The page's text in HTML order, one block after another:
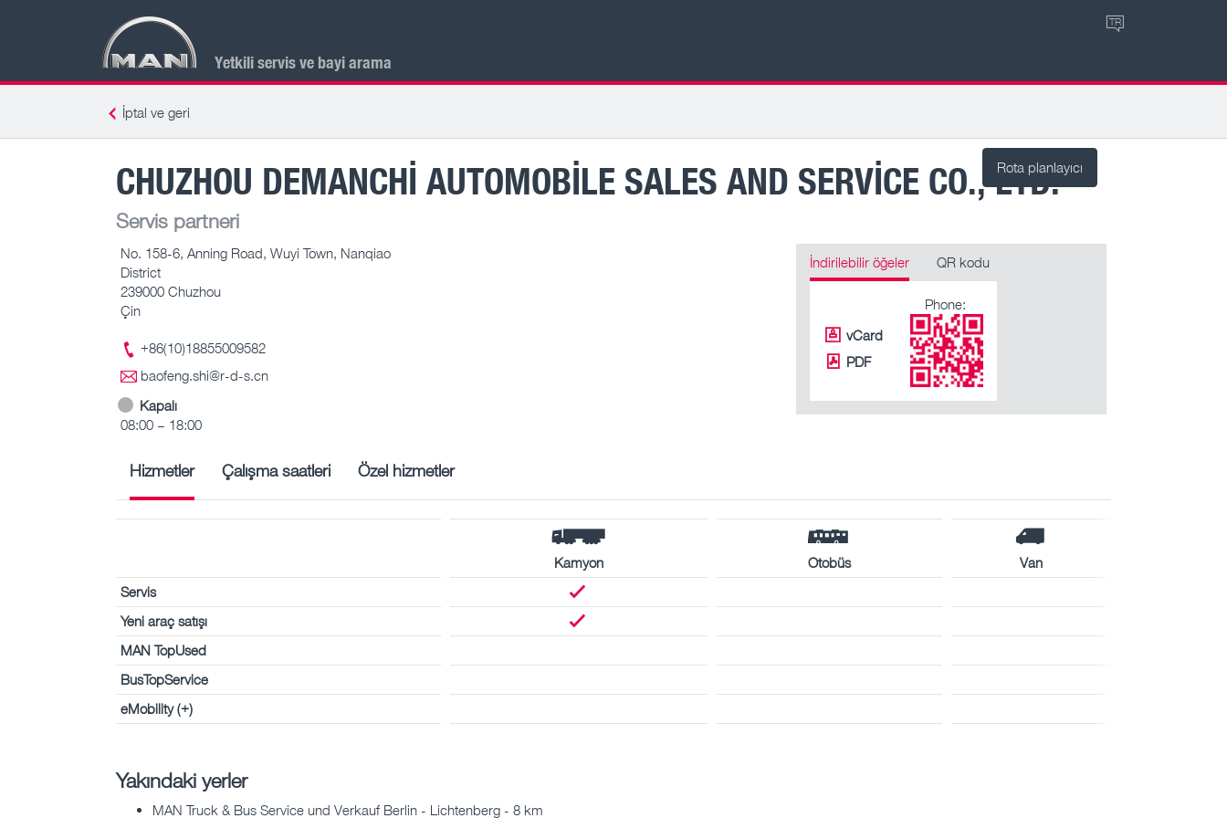
Yetkili servis ve bayi arama
TR
İptal ve geri
Rota planlayıcı
CHUZHOU DEMANCHI AUTOMOBILE SALES AND SERVICE CO., LTD.
Servis partneri
No. 158-6, Anning Road, Wuyi Town, Nanqiao
District
239000 Chuzhou
Çin
+86(10)18855009582
baofeng.shi@r-d-s.cn
Kapalı
08:00 – 18:00
İndirilebilir öğeler QR kodu
vCard
PDF
Phone:
Hizmetler Çalışma saatleri Özel hizmetler
Kamyon Otobüs
Van
Servis
Yeni araç satışı
MAN TopUsed
BusTopService
eMobility (+)
Yakındaki yerler
MAN Truck & Bus Service und Verkauf Berlin - Lichtenberg - 8 km